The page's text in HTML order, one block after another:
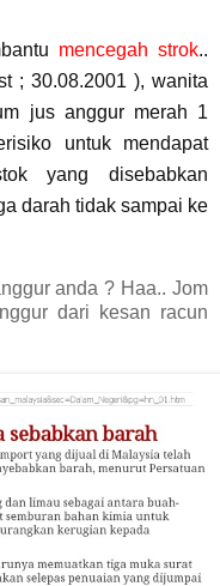
mencegah strok..
; 30.08.2001 ), wanita
jus anggur merah 1
untuk mendapat
yang disebabkan
darah tidak sampai ke
anda ? Haa.. Jom
dari kesan racun